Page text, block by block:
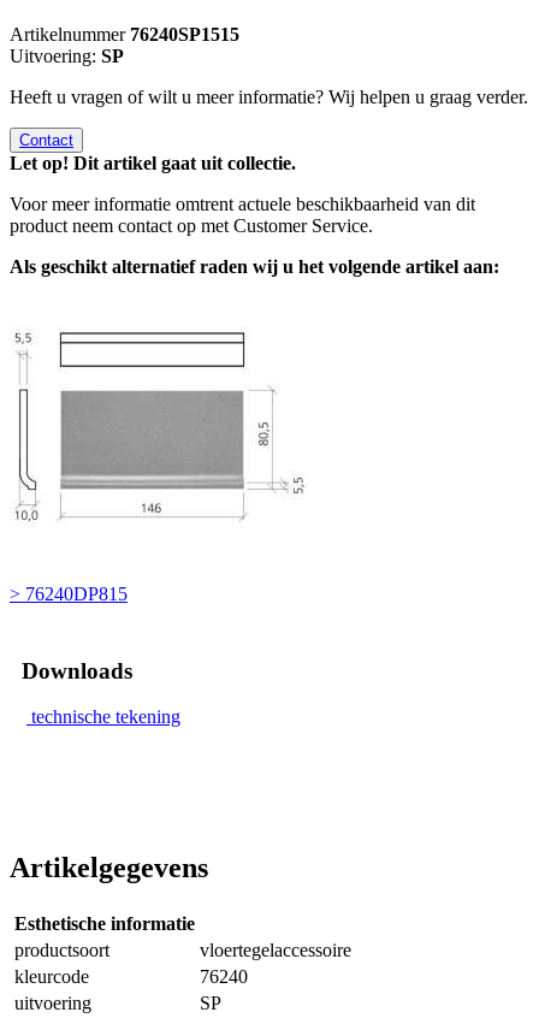
Artikelnummer 76240SP1515
Uitvoering: SP
Heeft u vragen of wilt u meer informatie? Wij helpen u graag verder.
Contact
Let op! Dit artikel gaat uit collectie.
Voor meer informatie omtrent actuele beschikbaarheid van dit
product neem contact op met Customer Service.
Als geschikt alternatief raden wij u het volgende artikel aan:
> 76240DP815
Downloads
technische tekening
Artikelgegevens
Esthetische informatie
productsoort
vloertegelaccessoire
kleurcode
76240
uitvoering
SP